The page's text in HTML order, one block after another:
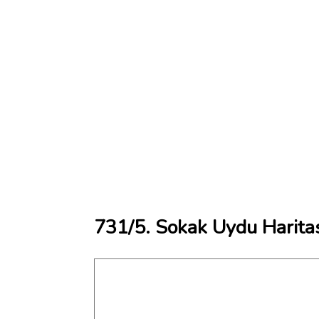
731/5. Sokak Uydu